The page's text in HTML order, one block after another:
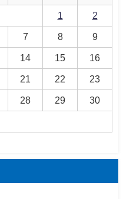
1 2
7 8 9
14 15 16
21 22 23
28 29 30